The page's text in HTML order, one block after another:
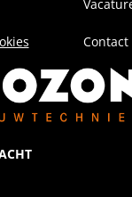
Contact